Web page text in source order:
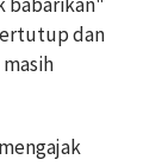
dan